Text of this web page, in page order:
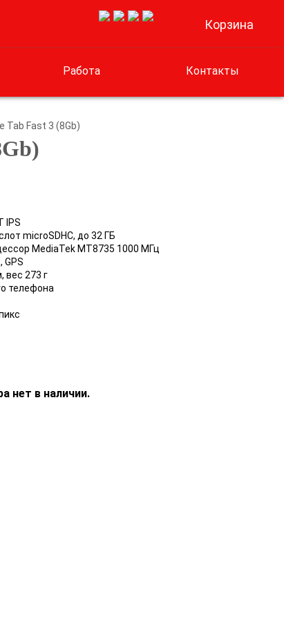
Корзина
Работа Контакты
Tab Fast 3 (8Gb)
IPS
microSDHC, до 32 ГБ
MediaTek MT8735 1000 МГц
GPS
вес 273 г
телефона
нет в наличии.